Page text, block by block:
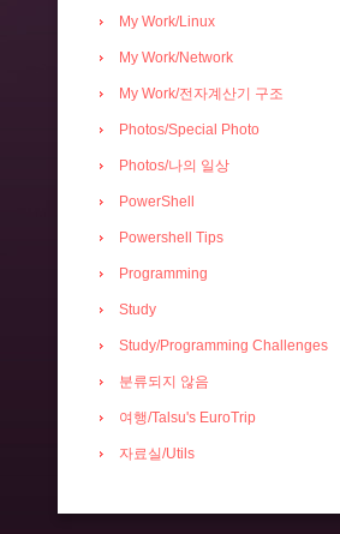
My Work/Linux
My Work/Network
My Work/전자계산기 구조
Photos/Special Photo
Photos/나의 일상
PowerShell
Powershell Tips
Programming
Study
Study/Programming Challenges
분류되지 않음
여행/Talsu's EuroTrip
자료실/Utils